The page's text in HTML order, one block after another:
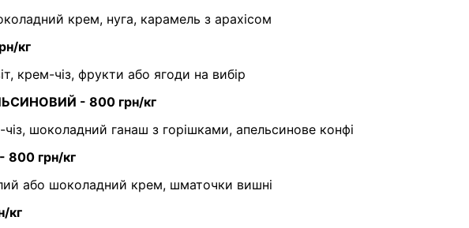
крем, нуга, карамель з арахісом
кг
крем-чіз, фрукти або ягоди на вибір
- 800 грн/кг
шоколадний ганаш з горішками, апельсинове конфі
грн/кг
або шоколадний крем, шматочки вишні
кг